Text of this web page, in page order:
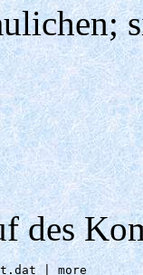
des
| more